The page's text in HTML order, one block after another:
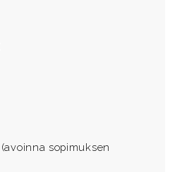
(avoinna sopimuksen